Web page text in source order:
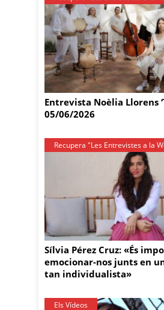
Entrevista Noèlia Llorens
05/06/2026
Recupera "Les Entrevistes a la
Sílvia Pérez Cruz: «És
emocionar-nos junts en
tan individualista»
Els Vídeos